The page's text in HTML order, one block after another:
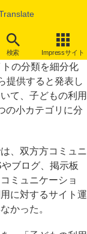
検索 Impressサイト
ング分類を細分化
の分類を細分化
提供すると発表し
て、子どもの利用
の小カテゴリに分
、双方方コミュニ
ブログ、掲示板
ミュニケーショ
に対するサイト運
かった。